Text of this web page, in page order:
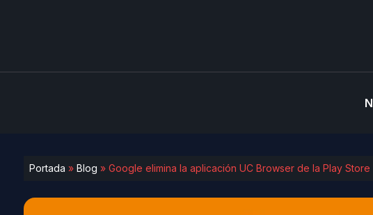
Portada » Blog » Google elimina la aplicación UC Browser de la Play Store